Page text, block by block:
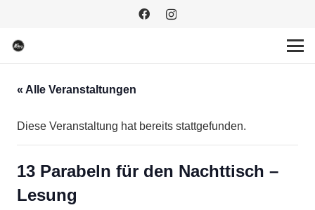
« Alle Veranstaltungen
Diese Veranstaltung hat bereits stattgefunden.
13 Parabeln für den Nachttisch –
Lesung